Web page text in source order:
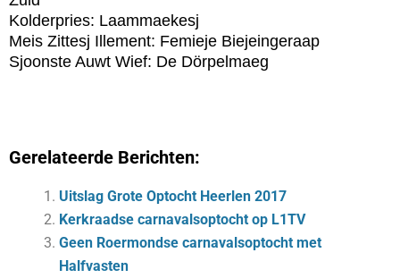
Kolderpries: Laammaekesj
Meis Zittesj Illement: Femieje Biejeingeraap
Sjoonste Auwt Wief: De Dörpelmaeg
Gerelateerde Berichten:
Uitslag Grote Optocht Heerlen 2017
Kerkraadse carnavalsoptocht op L1TV
Geen Roermondse carnavalsoptocht met
Halfvasten